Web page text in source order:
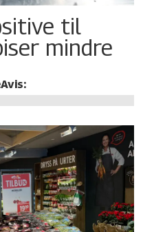
til
mindre